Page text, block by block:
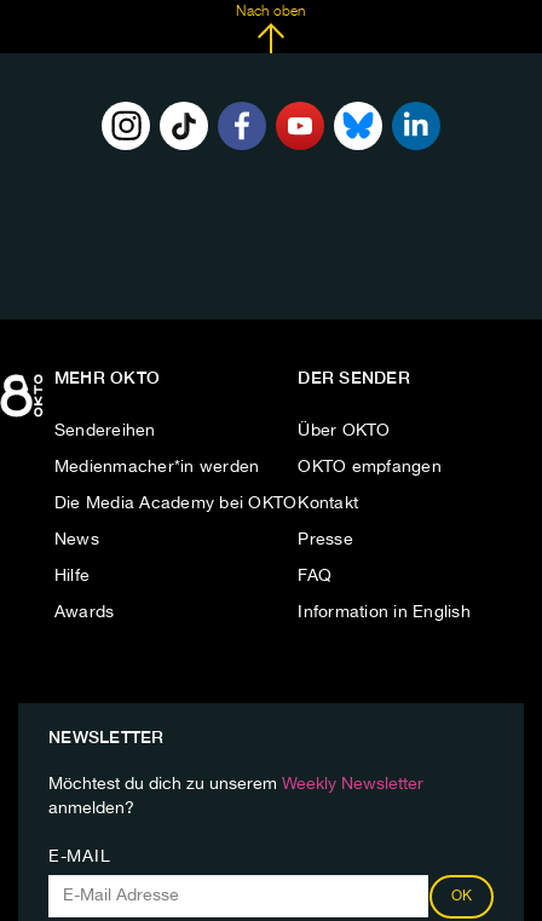
Nach oben
MEHR OKTO
Sendereihen
Medienmacher*in werden
Die Media Academy bei OKTO
News
Hilfe
Awards
DER SENDER
Über OKTO
OKTO empfangen
Kontakt
Presse
FAQ
Information in English
NEWSLETTER
Möchtest du dich zu unserem Weekly Newsletter
anmelden?
E-MAIL
OK